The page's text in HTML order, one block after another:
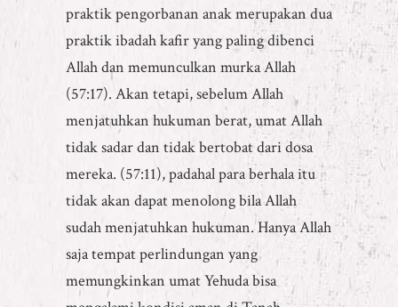
praktik pengorbanan anak merupakan dua
praktik ibadah kafir yang paling dibenci
Allah dan memunculkan murka Allah
(57:17). Akan tetapi, sebelum Allah
menjatuhkan hukuman berat, umat Allah
tidak sadar dan tidak bertobat dari dosa
mereka. (57:11), padahal para berhala itu
tidak akan dapat menolong bila Allah
sudah menjatuhkan hukuman. Hanya Allah
saja tempat perlindungan yang
memungkinkan umat Yehuda bisa